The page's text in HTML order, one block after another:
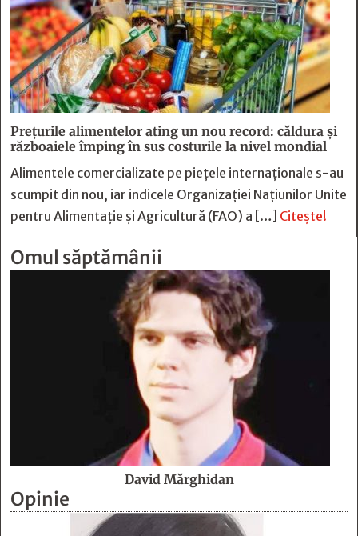
Prețurile alimentelor ating un nou record: căldura și
războaiele împing în sus costurile la nivel mondial
Alimentele comercializate pe piețele internaționale s-au
scumpit din nou, iar indicele Organizației Națiunilor Unite
pentru Alimentație și Agricultură (FAO) a […] Citește!
Omul săptămânii
David Mărghidan
Opinie